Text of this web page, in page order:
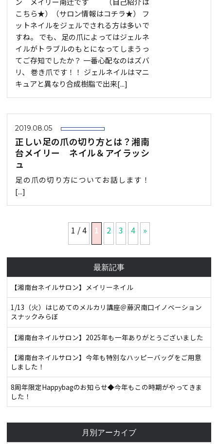
こちら★）（サロン情報はコチラ★） フ
ットネイルをジェルでされる方は多いで
すね。 でも、足の爪によってはジェルネ
イルがトラブルのもとになってしまうっ
てご存知でしたか？ 一番心配なのはズバ
リ、 巻き爪です！！ ジェルネイルはマニ
キュアと異なり合成樹脂で出来[...]
2019.08.05
正しい足の爪の切り方とは？湘南
台メイリー ネイル＆アイラッシ
ュ
足の爪の切り方についてお話します！
[...]
1 / 4 1 2 3 4 »
最新記事
【湘南台ネイルサロン】メイリーネイル
1/13（火）はじめてのメルカリ講座＠藤沢南口イノベーション
スナックみらぼ
【湘南台ネイルサロン】2025年も一年ありがとうございました
【湘南台ネイルサロン】今年も特別なハッピーバッグをご用意
しました！
8周年限定Happybagのお知らせ◆今年もこの時期がやってきま
した！
月別アーカイブ